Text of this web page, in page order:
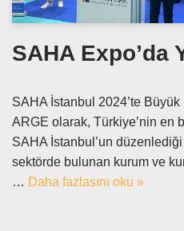
SAHA Expo’da
SAHA İstanbul 2024’te
ARGE olarak, Türkiye’nin en
SAHA İstanbul’un düzenlediği
sektörde bulunan kurum ve
… Daha fazlasını oku »